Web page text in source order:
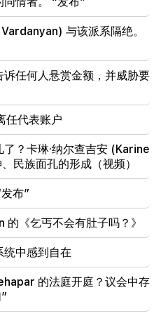
没有gas
在他们面前的是经验丰富
甜圈。” Gor Hakobyan
）
可能访问基辅和莫斯科
美元
与该派系隔绝。
任何人悬赏金额，并威胁要
任代表账户
？卡琳·纳尔查吉安 (Karine
民族面孔的形成（视频）
布”
《乞丐不会有肚子吗？》
统中感到自在
的法庭开庭？议会中存